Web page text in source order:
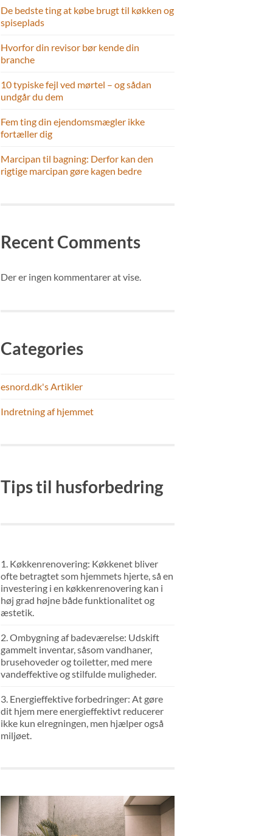
De bedste ting at købe brugt til køkken og
spiseplads
Hvorfor din revisor bør kende din
branche
10 typiske fejl ved mørtel – og sådan
undgår du dem
Fem ting din ejendomsmægler ikke
fortæller dig
Marcipan til bagning: Derfor kan den
rigtige marcipan gøre kagen bedre
Recent Comments
Der er ingen kommentarer at vise.
Categories
esnord.dk's Artikler
Indretning af hjemmet
Tips til husforbedring
1. Køkkenrenovering: Køkkenet bliver
ofte betragtet som hjemmets hjerte, så en
investering i en køkkenrenovering kan i
høj grad højne både funktionalitet og
æstetik.
2. Ombygning af badeværelse: Udskift
gammelt inventar, såsom vandhaner,
brusehoveder og toiletter, med mere
vandeffektive og stilfulde muligheder.
3. Energieffektive forbedringer: At gøre
dit hjem mere energieffektivt reducerer
ikke kun elregningen, men hjælper også
miljøet.